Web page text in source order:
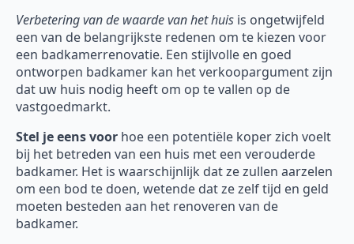
Verbetering van de waarde van het huis is ongetwijfeld
een van de belangrijkste redenen om te kiezen voor
een badkamerrenovatie. Een stijlvolle en goed
ontworpen badkamer kan het verkoopargument zijn
dat uw huis nodig heeft om op te vallen op de
vastgoedmarkt.
Stel je eens voor hoe een potentiële koper zich voelt
bij het betreden van een huis met een verouderde
badkamer. Het is waarschijnlijk dat ze zullen aarzelen
om een bod te doen, wetende dat ze zelf tijd en geld
moeten besteden aan het renoveren van de
badkamer.